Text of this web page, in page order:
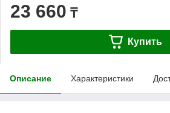
23 660 ₸
Купить
Описание Характеристики